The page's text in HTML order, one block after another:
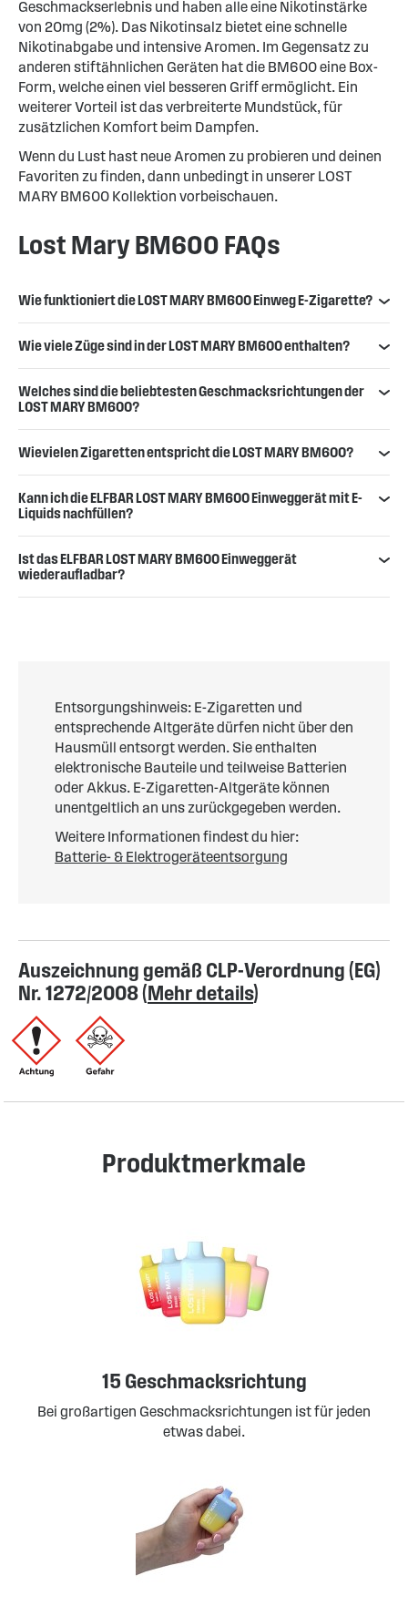
Geschmackserlebnis und haben alle eine Nikotinstärke
von 20mg (2%). Das Nikotinsalz bietet eine schnelle
Nikotinabgabe und intensive Aromen. Im Gegensatz zu
anderen stiftähnlichen Geräten hat die BM600 eine Box-
Form, welche einen viel besseren Griff ermöglicht. Ein
weiterer Vorteil ist das verbreiterte Mundstück, für
zusätzlichen Komfort beim Dampfen.
Wenn du Lust hast neue Aromen zu probieren und deinen
Favoriten zu finden, dann unbedingt in unserer LOST
MARY BM600 Kollektion vorbeischauen.
Lost Mary BM600 FAQs
Wie funktioniert die LOST MARY BM600 Einweg E-Zigarette?
Wie viele Züge sind in der LOST MARY BM600 enthalten?
Welches sind die beliebtesten Geschmacksrichtungen der
LOST MARY BM600?
Wievielen Zigaretten entspricht die LOST MARY BM600?
Kann ich die ELFBAR LOST MARY BM600 Einweggerät mit E-
Liquids nachfüllen?
Ist das ELFBAR LOST MARY BM600 Einweggerät
wiederaufladbar?
Entsorgungshinweis: E-Zigaretten und
entsprechende Altgeräte dürfen nicht über den
Hausmüll entsorgt werden. Sie enthalten
elektronische Bauteile und teilweise Batterien
oder Akkus. E-Zigaretten-Altgeräte können
unentgeltlich an uns zurückgegeben werden.
Weitere Informationen findest du hier:
Batterie- & Elektrogeräteentsorgung
Auszeichnung gemäß CLP-Verordnung (EG)
Nr. 1272/2008 (Mehr details)
Produktmerkmale
15 Geschmacksrichtung
Bei großartigen Geschmacksrichtungen ist für jeden
etwas dabei.